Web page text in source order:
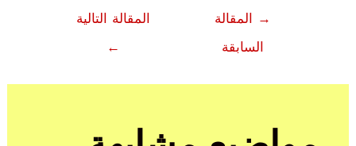
→ المقالة
السابقة
المقالة التالية
←